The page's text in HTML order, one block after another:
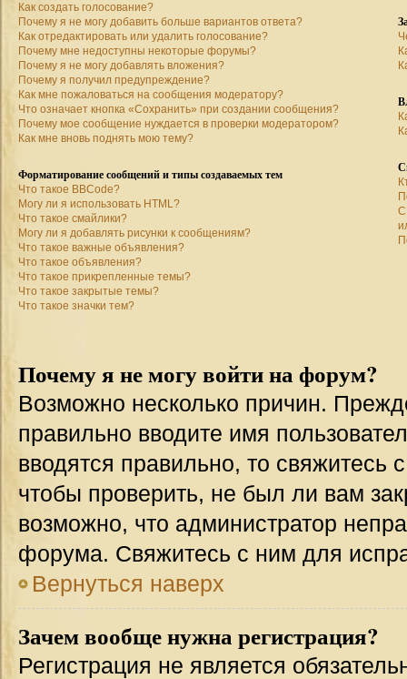
Как создать голосование?
Почему я не могу добавить больше вариантов ответа?
Как отредактировать или удалить голосование?
Почему мне недоступны некоторые форумы?
Почему я не могу добавлять вложения?
Почему я получил предупреждение?
Как мне пожаловаться на сообщения модератору?
Что означает кнопка «Сохранить» при создании сообщения?
Почему мое сообщение нуждается в проверки модератором?
Как мне вновь поднять мою тему?
Форматирование сообщений и типы создаваемых тем
Что такое BBCode?
Могу ли я использовать HTML?
Что такое смайлики?
Могу ли я добавлять рисунки к сообщениям?
Что такое важные объявления?
Что такое объявления?
Что такое прикрепленные темы?
Что такое закрытые темы?
Что такое значки тем?
С
Почему я не могу войти на форум?
Возможно несколько причин.
правильно вводите имя
вводятся правильно, то
чтобы проверить, не был ли вам
возможно, что администратор
форума. Свяжитесь с ним для
Вернуться наверх
Зачем вообще нужна регистрация?
Регистрация не является